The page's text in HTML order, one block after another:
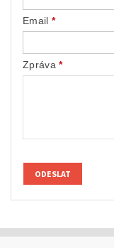
Email *
Zpráva*